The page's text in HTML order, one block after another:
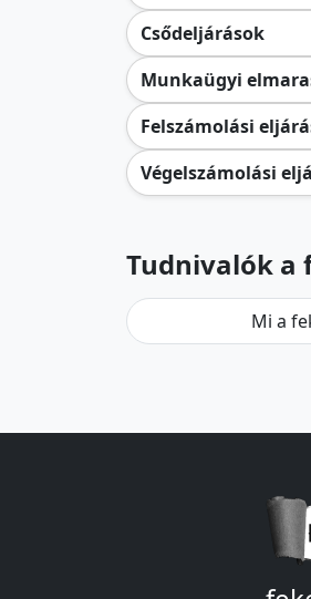
Csődeljárások
Munkaügyi
Felszámolási
Végelszámolási
Tudnivalók a
Mi a